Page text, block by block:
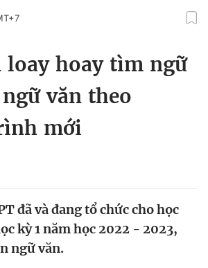
Magazine
loay hoay tìm ngữ
văn theo
mới
đã và đang tổ chức cho học
kỳ 1 năm học 2022 - 2023,
ngữ văn.